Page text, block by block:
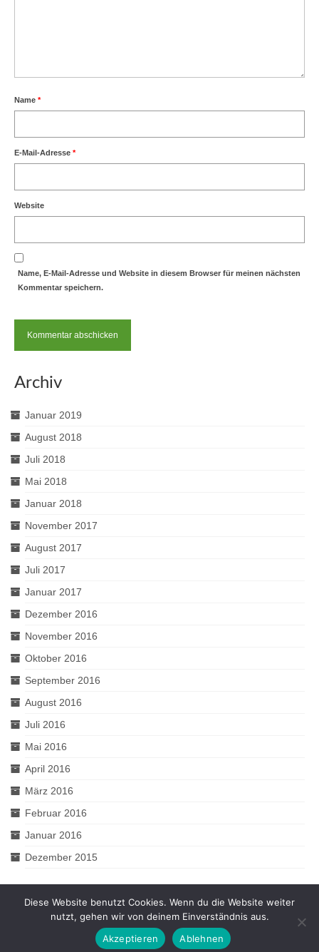
Name *
E-Mail-Adresse *
Website
Name, E-Mail-Adresse und Website in diesem Browser für meinen nächsten
Kommentar speichern.
Archiv
Januar 2019
August 2018
Juli 2018
Mai 2018
Januar 2018
November 2017
August 2017
Juli 2017
Januar 2017
Dezember 2016
November 2016
Oktober 2016
September 2016
August 2016
Juli 2016
Mai 2016
April 2016
März 2016
Februar 2016
Januar 2016
Dezember 2015
© 2026 2muve - WordPress Theme by Kadence WP
Diese Website benutzt Cookies. Wenn du die Website weiter
nutzt, gehen wir von deinem Einverständnis aus.
Akzeptieren
Ablehnen